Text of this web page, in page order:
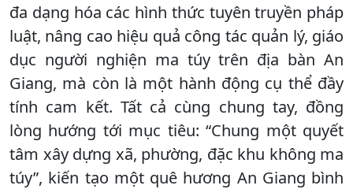
đa dạng hóa các hình thức tuyên truyền pháp
luật, nâng cao hiệu quả công tác quản lý, giáo
dục người nghiện ma túy trên địa bàn An
Giang, mà còn là một hành động cụ thể đầy
tính cam kết. Tất cả cùng chung tay, đồng
lòng hướng tới mục tiêu: “Chung một quyết
tâm xây dựng xã, phường, đặc khu không ma
túy”, kiến tạo một quê hương An Giang bình